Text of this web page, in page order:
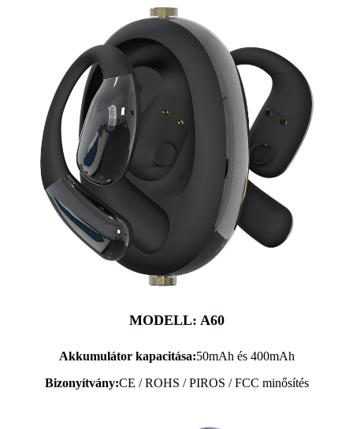
MODELL: A60
Akkumulátor kapacitása:50mAh és 400mAh
Bizonyítvány:CE / ROHS / PIROS / FCC minősítés